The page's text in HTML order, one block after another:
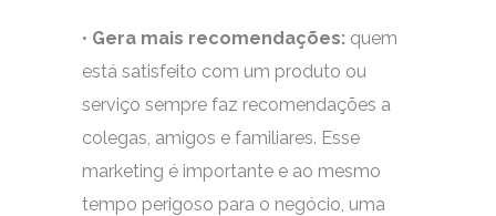
• Gera mais recomendações: quem
está satisfeito com um produto ou
serviço sempre faz recomendações a
colegas, amigos e familiares. Esse
marketing é importante e ao mesmo
tempo perigoso para o negócio, uma